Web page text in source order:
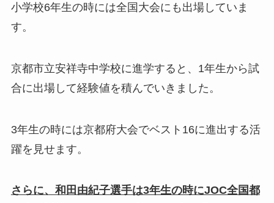
小学校6年生の時には全国大会にも出場していま
す。
京都市立安祥寺中学校に進学すると、1年生から試
合に出場して経験値を積んでいきました。
3年生の時には京都府大会でベスト16に進出する活
躍を見せます。
さらに、和田由紀子選手は3年生の時にJOC全国都